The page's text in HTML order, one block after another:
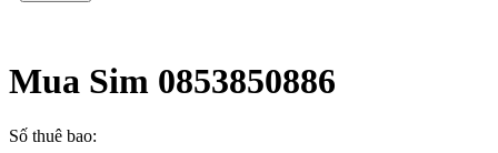
Mua Sim 0853850886
Số thuê bao: